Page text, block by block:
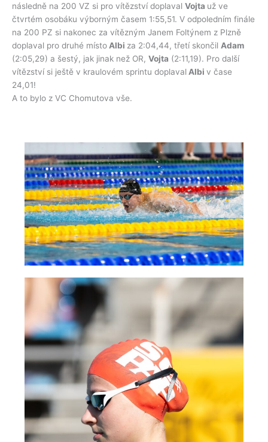
následně na 200 VZ si pro vítězství doplaval Vojta už ve
čtvrtém osobáku výborným časem 1:55,51. V odpoledním finále
na 200 PZ si nakonec za vítězným Janem Foltýnem z Plzně
doplaval pro druhé místo Albi za 2:04,44, třetí skončil Adam
(2:05,29) a šestý, jak jinak než OR, Vojta (2:11,19). Pro další
vítězství si ještě v kraulovém sprintu doplaval Albi v čase
24,01!
A to bylo z VC Chomutova vše.